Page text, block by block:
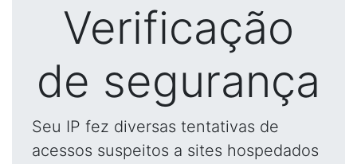
Verificação
de segurança
Seu IP fez diversas tentativas de
acessos suspeitos a sites hospedados